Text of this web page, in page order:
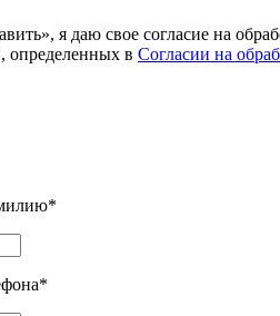
я даю свое согласие на
определенных в Согласии на
*
*